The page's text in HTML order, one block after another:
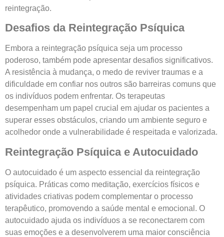
reintegração.
Desafios da Reintegração Psíquica
Embora a reintegração psíquica seja um processo
poderoso, também pode apresentar desafios significativos.
A resistência à mudança, o medo de reviver traumas e a
dificuldade em confiar nos outros são barreiras comuns que
os indivíduos podem enfrentar. Os terapeutas
desempenham um papel crucial em ajudar os pacientes a
superar esses obstáculos, criando um ambiente seguro e
acolhedor onde a vulnerabilidade é respeitada e valorizada.
Reintegração Psíquica e Autocuidado
O autocuidado é um aspecto essencial da reintegração
psíquica. Práticas como meditação, exercícios físicos e
atividades criativas podem complementar o processo
terapêutico, promovendo a saúde mental e emocional. O
autocuidado ajuda os indivíduos a se reconectarem com
suas emoções e a desenvolverem uma maior consciência